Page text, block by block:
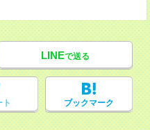
LINEで送る
ト ブックマーク